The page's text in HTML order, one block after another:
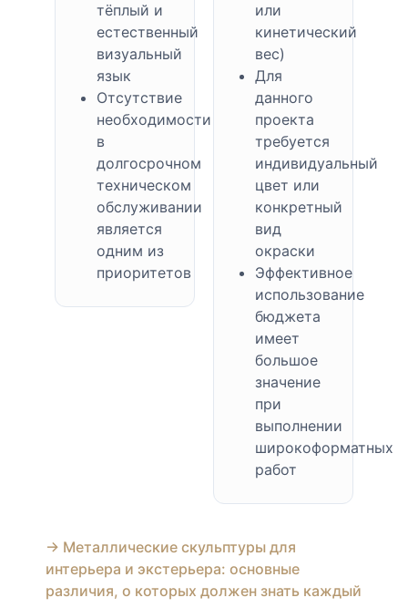
тёплый и
естественный
визуальный
язык
Отсутствие
необходимости
в
долгосрочном
техническом
обслуживании
является
одним из
приоритетов
или
кинетический
вес)
Для
данного
проекта
требуется
индивидуальный
цвет или
конкретный
вид
окраски
Эффективное
использование
бюджета
имеет
большое
значение
при
выполнении
широкоформатных
работ
→ Металлические скульптуры для
интерьера и экстерьера: основные
различия, о которых должен знать каждый